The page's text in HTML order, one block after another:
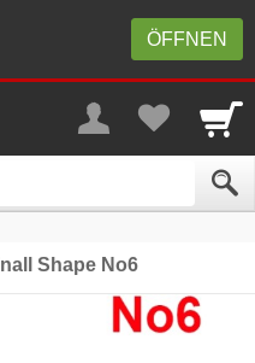
ÖFFNEN
Shape No6